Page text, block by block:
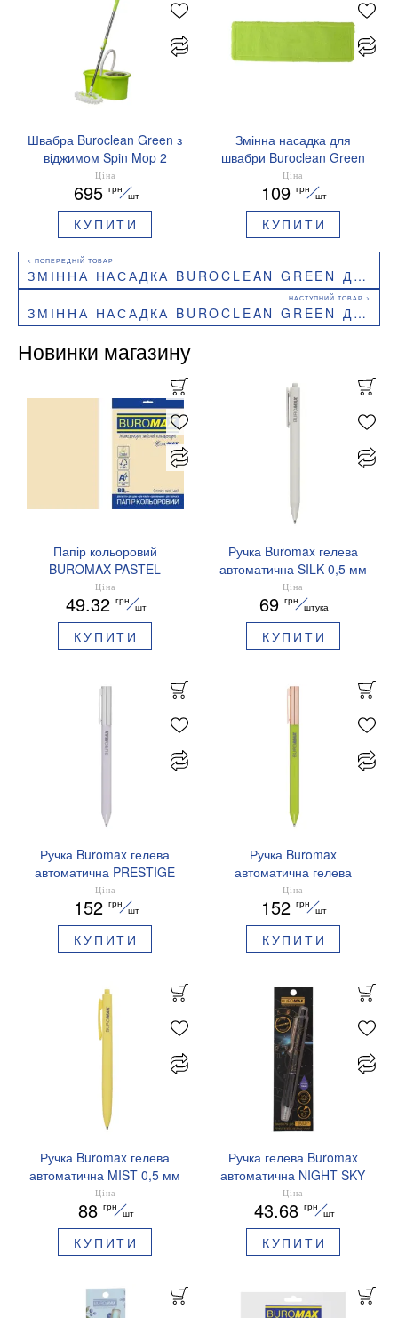
Швабра Buroclean Green з
віджимом Spin Mop 2
змінні насадки 10300115
Ціна
695 грн
шт
КУПИТИ
Змінна насадка для
швабри Buroclean Green
мікрофібра 44x13 см 55 г
10300201
Ціна
109 грн
шт
КУПИТИ
ЗМІННА НАСАДКА BUROCLEAN GREEN ДЛЯ ШВАБРИ МІНІ ШИНІЛ 44X13 СМ 80 Г 10300203
ЗМІННА НАСАДКА BUROCLEAN GREEN ДЛЯ ШВАБРИ МОТУЗКОВОЇ МІКРОФІБРИ 130 Г 10300206
Новинки магазину
Папір кольоровий
BUROMAX PASTEL
EUROMAX 20 арк А4 80 г/
мс BM.2721220E-08
Ціна
49.32 грн
шт
КУПИТИ
Ручка Buromax гелева
автоматична SILK 0,5 мм
сині чорнила BM.83100
Ціна
69 грн
штука
КУПИТИ
Ручка Buromax гелева
автоматична PRESTIGE
SILVER 0,5 мм сині
чорнила BM.83102
Ціна
152 грн
шт
КУПИТИ
Ручка Buromax
автоматична гелева
PRESTIGE GOLD 0,5 мм
сині чорнила BM.83101
Ціна
152 грн
шт
КУПИТИ
Ручка Buromax гелева
автоматична MIST 0,5 мм
сині чорнила BM.83103
Ціна
88 грн
шт
КУПИТИ
Ручка гелева Buromax
автоматична NIGHT SKY
ZODIAC 0.5 мм
ароматизований грип синє
чорнило BM.8379-01
Ціна
43.68 грн
шт
КУПИТИ